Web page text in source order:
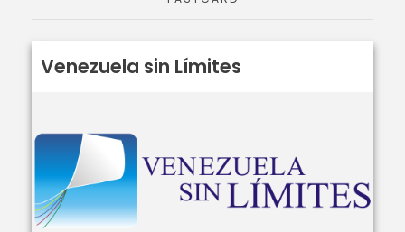
Venezuela sin Límites